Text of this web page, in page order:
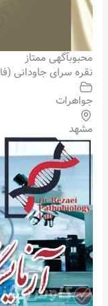
محبوبآگهی ممتاز
نقره سرای جاودانی
جواهرات
مشهد